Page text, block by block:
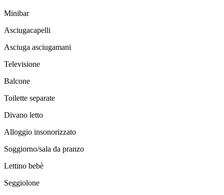
Minibar
Asciugacapelli
Asciuga asciugamani
Televisione
Balcone
Toilette separate
Divano letto
Alloggio insonorizzato
Soggiorno/sala da pranzo
Lettino bebè
Seggiolone